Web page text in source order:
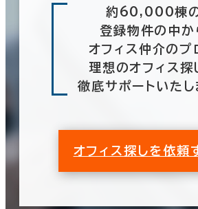
約60,000棟
登録物件の中か
オフィス仲介のプ
理想のオフィス探
徹底サポートいたし
オフィス探しを依頼